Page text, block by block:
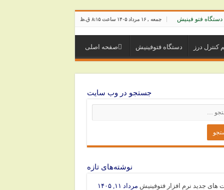
جمعه , ۱۶ مرداد ۱۴۰۵ ساعت ۸:۱۵ ق.ظ دستگاه فتو فینیش
صفحه اصلی دستگاه فتوفینیش کنترل درز
جستجو در وب سایت
نوشته‌های تازه
های جدید نرم افزار فتوفینیش مرداد ۱۱, ۱۴۰۵